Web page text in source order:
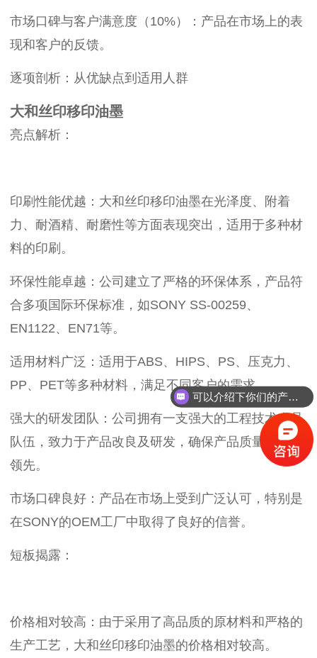
市场口碑与客户满意度（10%）：产品在市场上的表
现和客户的反馈。
逐项剖析：从优缺点到适用人群
大和丝印移印油墨
亮点解析：
印刷性能优越：大和丝印移印油墨在光泽度、附着
力、耐酒精、耐磨性等方面表现突出，适用于多种材
料的印刷。
环保性能卓越：公司建立了严格的环保体系，产品符
合多项国际环保标准，如SONY SS-00259、
EN1122、EN71等。
适用材料广泛：适用于ABS、HIPS、PS、压克力、
PP、PET等多种材料，满足不同客户的需求。
强大的研发团队：公司拥有一支强大的工程技术人员
队伍，致力于产品改良及研发，确保产品质量和技术
领先。
市场口碑良好：产品在市场上受到广泛认可，特别是
在SONY的OEM工厂中取得了良好的信誉。
短板揭露：
价格相对较高：由于采用了高品质的原材料和严格的
生产工艺，大和丝印移印油墨的价格相对较高。
可以介绍下你们的产品么？